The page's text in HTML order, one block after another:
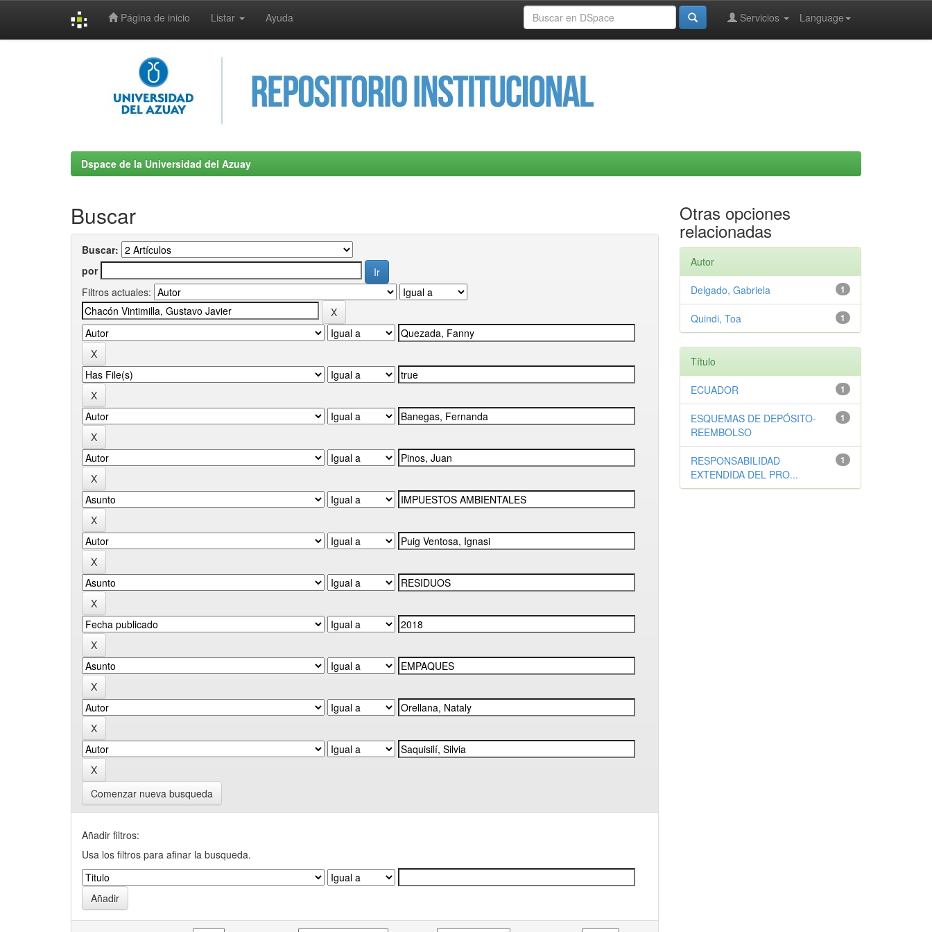
Página de inicio Listar Ayuda Language
Servicios
Dspace de la Universidad del Azuay
Buscar
Buscar:
por
Filtros actuales:
Comenzar nueva busqueda
Añadir filtros:
Usa los filtros para afinar la busqueda.
Otras opciones
relacionadas
Autor
1
Delgado, Gabriela
1
Quindi, Toa
Título
1
ECUADOR
1
ESQUEMAS DE DEPÓSITO-
REEMBOLSO
1
RESPONSABILIDAD
EXTENDIDA DEL PRO...